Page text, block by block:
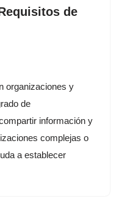
de
organizaciones y
de
información y
complejas o
a establecer